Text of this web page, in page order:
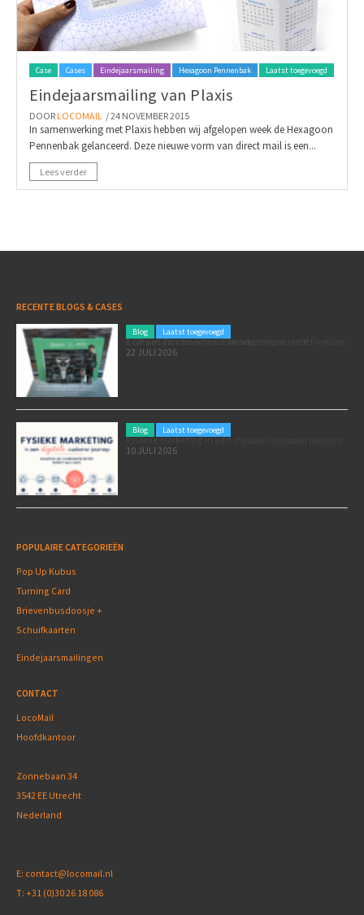
Case Cases Eindejaarsmailing Hexagoon Pennenbak Laatst toegevoegd
Eindejaarsmailing van Plaxis
DOOR LOCOMAIL / 24 NOVEMBER 2015
In samenwerking met Plaxis hebben wij afgelopen week de Hexagoon
Pennenbak gelanceerd. Deze nieuwe vorm van direct mail is een...
Lees verder
RECENTE BLOGS & CASES
Blog Laatst toegevoegd
Poleposition voor je marketing: zó zet je de Formule 1 GP van Zandvoort in als marketingmoment
22 JULI 2026
Blog Laatst toegevoegd
Fysieke marketing in een digitale customer journey
10 JULI 2026
POPULAIRE CATEGORIEËN
Pop Up Kubus
Turning Card
Brievenbusdoosje +
Schuifkaarten
Eindejaarsmailingen
CONTACT
LocoMail
Hoofdkantoor
Zonnebaan 34
3542 EE Utrecht
Nederland
E: contact@locomail.nl
T: +31 (0)30 26 18 086